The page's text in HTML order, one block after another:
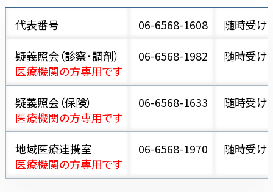
代表番号 06-6568-1608
随時受け
疑義照会（診察・調剤）
医療機関の方専用です
06-6568-1982 随時受け
疑義照会（保険）
医療機関の方専用です
06-6568-1633 随時受け
地域医療連携室
医療機関の方専用です
06-6568-1970 随時受け